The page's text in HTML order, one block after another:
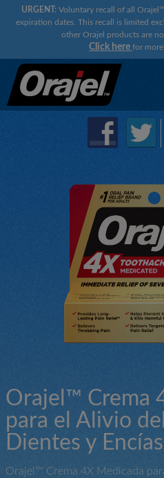
URGENT:Voluntary recall of all
expiration dates. This recall is limited
other Orajel products are
Click here for
Orajel™ Crema
para el Alivio
Dientes y Encías
Orajel™ Crema 4X Medicada